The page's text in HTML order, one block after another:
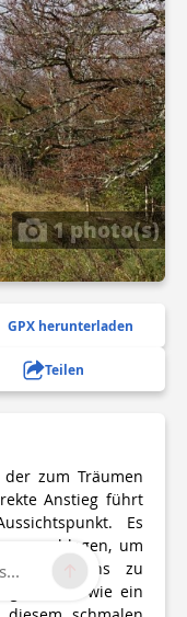
1 photo(s)
GPX herunterladen
Teilen
zum Träumen
Anstieg führt
Es
um
Königreichs zu
wie ein